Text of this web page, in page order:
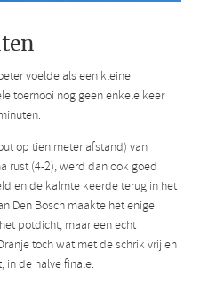
voelde als een kleine
toernooi nog geen enkele keer
op tien meter afstand) van
rust (4-2), werd dan ook goed
en de kalmte keerde terug in het
Den Bosch maakte het enige
potdicht, maar een echt
toch wat met de schrik vrij en
in de halve finale.